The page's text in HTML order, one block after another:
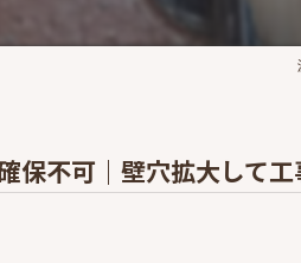
保不可｜壁穴拡大して